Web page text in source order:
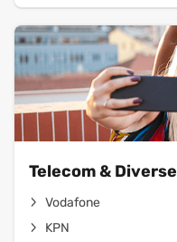
Telecom & Diverse
Vodafone
KPN